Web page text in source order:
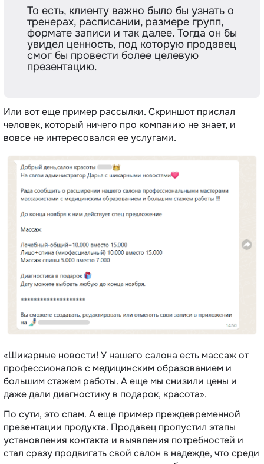
То есть, клиенту важно было бы узнать о
тренерах, расписании, размере групп,
формате записи и так далее. Тогда он бы
увидел ценность, под которую продавец
смог бы провести более целевую
презентацию.
Или вот еще пример рассылки. Скриншот прислал
человек, который ничего про компанию не знает, и
вовсе не интересовался ее услугами.
«Шикарные новости! У нашего салона есть массаж от
профессионалов с медицинским образованием и
большим стажем работы. А еще мы снизили цены и
даже дали диагностику в подарок, красота‎».
По сути, это спам. А еще пример преждевременной
презентации продукта. Продавец пропустил этапы
установления контакта и выявления потребностей и
стал сразу продвигать свой салон в надежде, что среди